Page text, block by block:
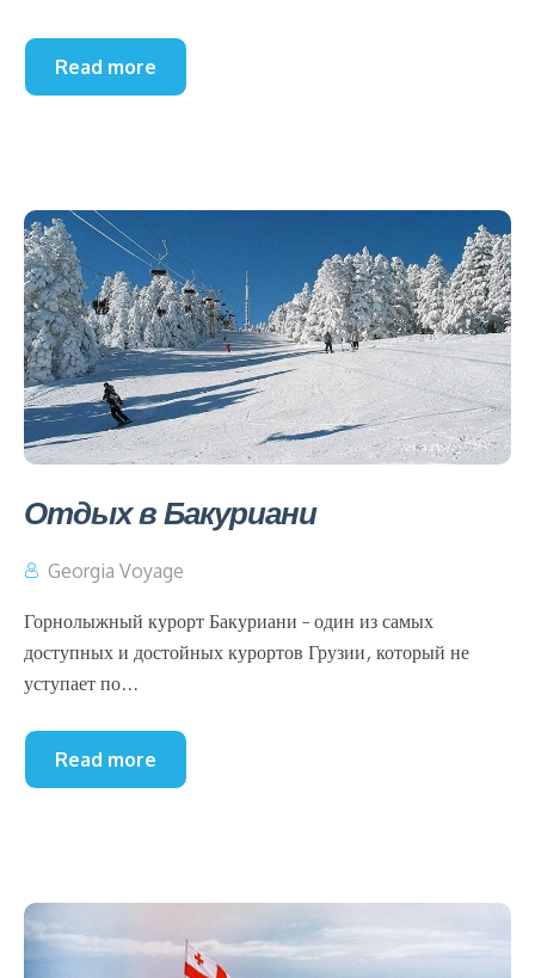
Read more
Отдых в Бакуриани
Georgia Voyage
Горнолыжный курорт Бакуриани – один из самых
доступных и достойных курортов Грузии, который не
уступает по...
Read more